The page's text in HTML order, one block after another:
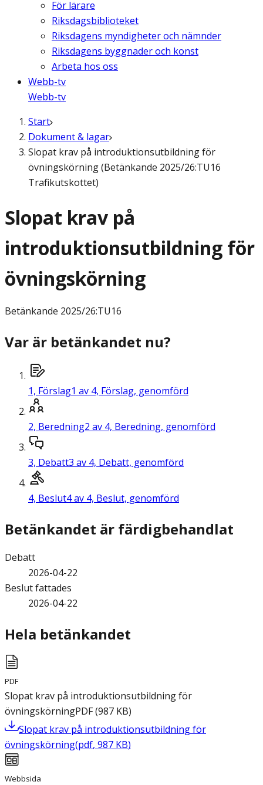
För lärare
Riksdagsbiblioteket
Riksdagens myndigheter och nämnder
Riksdagens byggnader och konst
Arbeta hos oss
Webb-tv
Webb-tv
Start
Dokument & lagar
Slopat krav på introduktionsutbildning för
övningskörning (Betänkande 2025/26:TU16
Trafikutskottet)
Slopat krav på
introduktionsutbildning för
övningskörning
Betänkande 2025/26:TU16
Var är betänkandet nu?
1, Förslag1 av 4, Förslag, genomförd
2, Beredning2 av 4, Beredning, genomförd
3, Debatt3 av 4, Debatt, genomförd
4, Beslut4 av 4, Beslut, genomförd
Betänkandet är färdigbehandlat
Debatt
2026-04-22
Beslut fattades
2026-04-22
Hela betänkandet
PDF
Slopat krav på introduktionsutbildning för
övningskörningPDF(987 KB)
Slopat krav på introduktionsutbildning för
övningskörning(pdf, 987 KB)
Webbsida